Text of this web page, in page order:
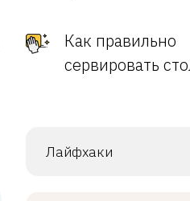
Как правильно
сервировать
Лайфхаки